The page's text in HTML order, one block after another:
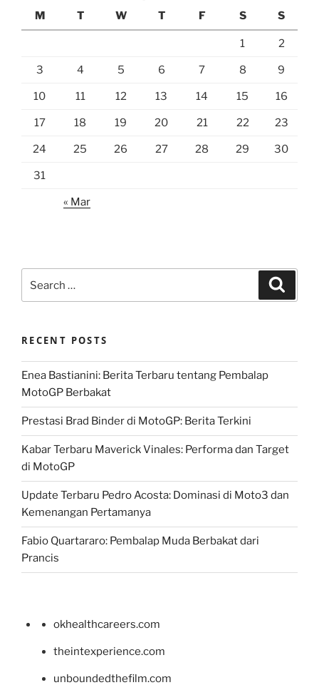
M
T W T F S S
1 2
3 4 5 6 7 8 9
10 11 12 13 14 15 16
17 18 19 20 21 22 23
24 25 26 27 28 29 30
31
« Mar
for:
RECENT POSTS
Enea Bastianini: Berita Terbaru tentang Pembalap
MotoGP Berbakat
Prestasi Brad Binder di MotoGP: Berita Terkini
Kabar Terbaru Maverick Vinales: Performa dan Target
di MotoGP
Update Terbaru Pedro Acosta: Dominasi di Moto3 dan
Kemenangan Pertamanya
Fabio Quartararo: Pembalap Muda Berbakat dari
Prancis
okhealthcareers.com
theintexperience.com
unboundedthefilm.com